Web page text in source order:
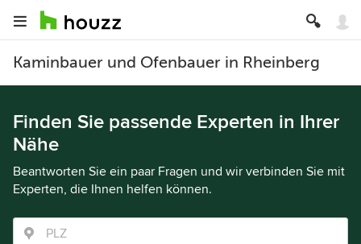
Kaminbauer und Ofenbauer in Rheinberg
Finden Sie passende Experten in Ihrer
Nähe
Beantworten Sie ein paar Fragen und wir verbinden Sie mit
Experten, die Ihnen helfen können.